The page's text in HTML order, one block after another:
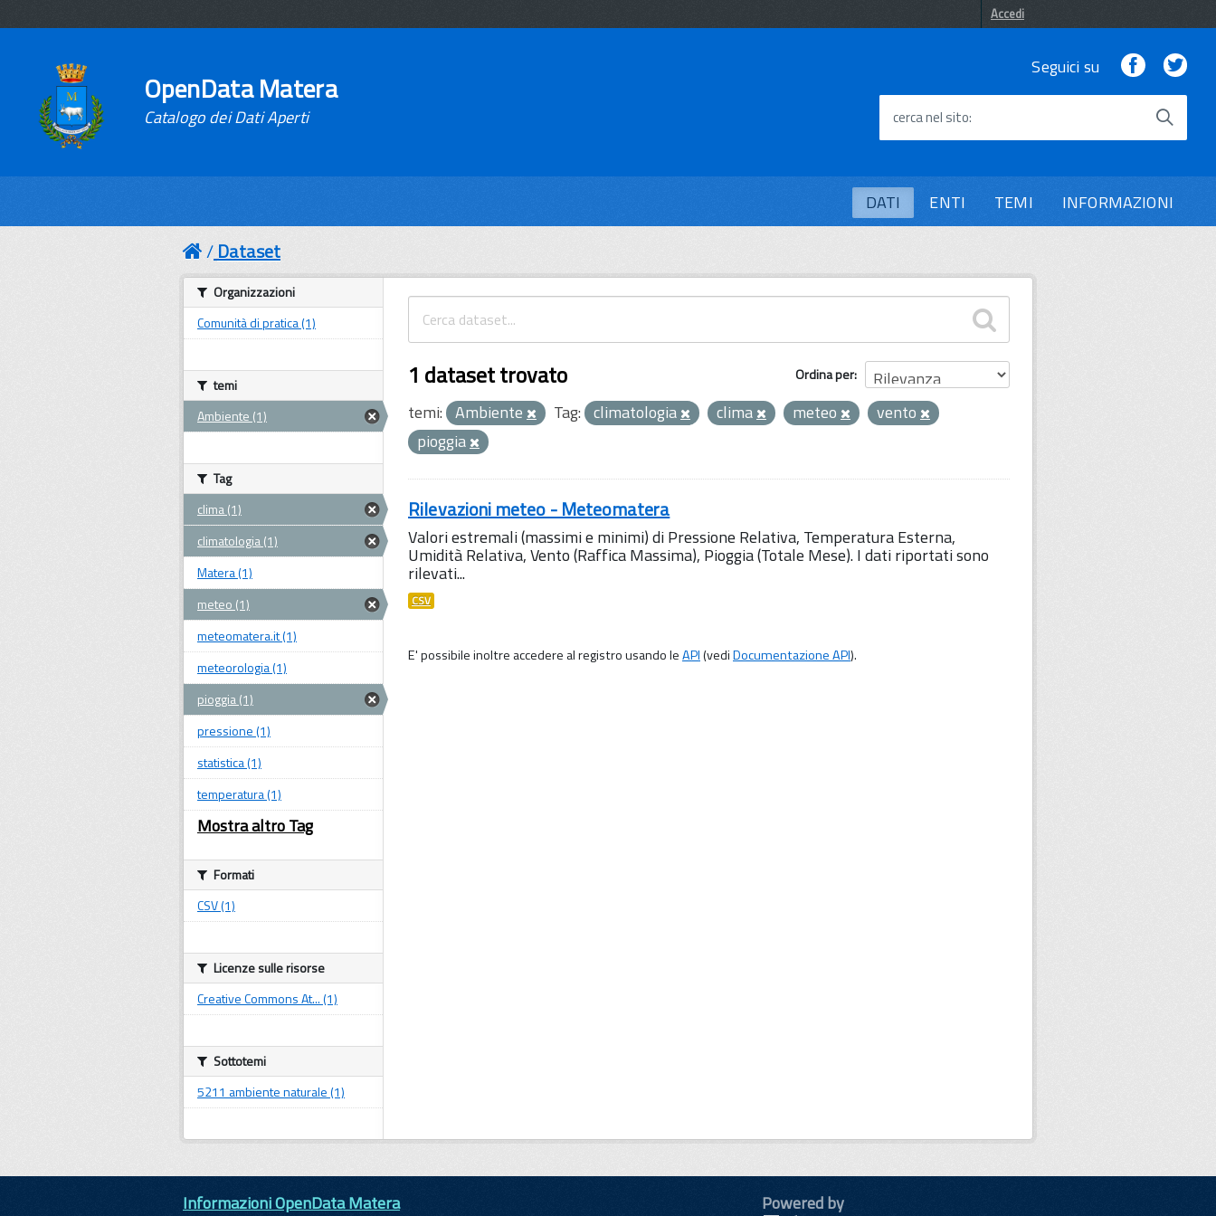
Accedi
OpenData Matera
Catalogo dei Dati Aperti
Seguici su Facebook
cerca nel sito
DATI ENTI TEMI INFORMAZIONI
Dataset
Ordina per
1 dataset trovato
temi: Ambiente Tag: climatologia clima meteo
vento
pioggia
Rilevazioni meteo - Meteomatera
Valori estremali (massimi e minimi) di Pressione Relativa, Temperatura Esterna,
Umidità Relativa, Vento (Raffica Massima), Pioggia (Totale Mese). I dati riportati sono
rilevati...
CSV
E' possibile inoltre accedere al registro usando leAPI(vediDocumentazione API).
Organizzazioni
Comunità di pratica (1)
temi
Ambiente (1)
Tag
clima (1)
climatologia (1)
Matera (1)
meteo (1)
meteomatera.it (1)
meteorologia (1)
pioggia (1)
pressione (1)
statistica (1)
temperatura (1)
Mostra altro Tag
Formati
CSV (1)
Licenze sulle risorse
Creative Commons At... (1)
Sottotemi
5211 ambiente naturale (1)
Informazioni OpenData Matera
Powered by